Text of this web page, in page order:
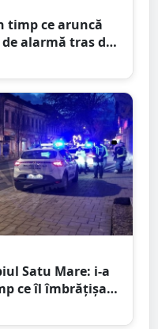
timp ce aruncă
alarmă tras de
Satu Mare: i-a
ce îl îmbrățișa și